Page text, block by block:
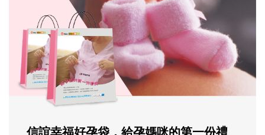
信誼幸福好孕袋，給孕媽咪的第一份禮